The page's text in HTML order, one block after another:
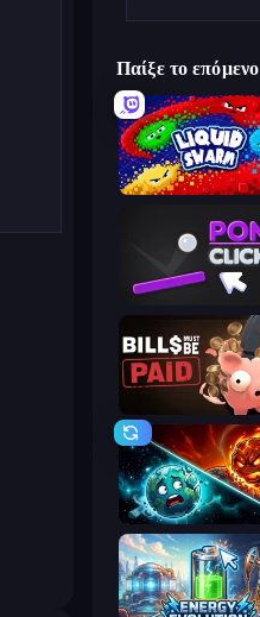
Παίξε το επόμενο
Liquid Swarm
Pong Clicker
Bills Must Be Paid
PlanetCrush 2